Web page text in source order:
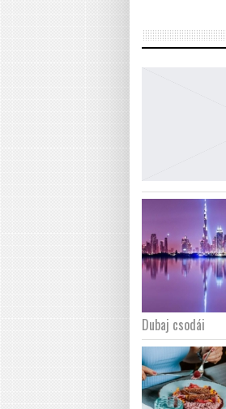
Dubaj csodái